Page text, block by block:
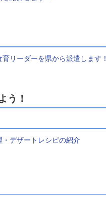
リーダーを県から派遣します！
う！
デザートレシピの紹介